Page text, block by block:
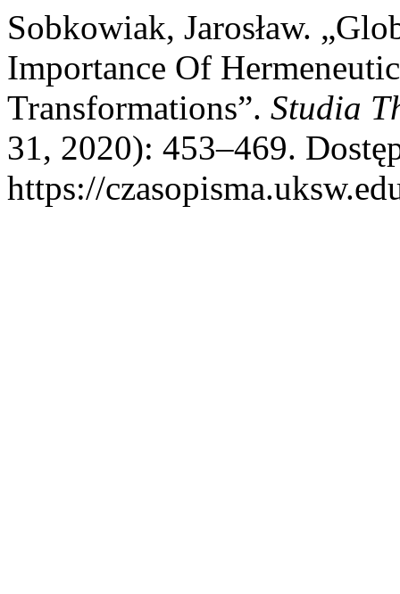
Sobkowiak, Jarosław.
Importance Of
Transformations”. Studia
31, 2020): 453–469.
https://